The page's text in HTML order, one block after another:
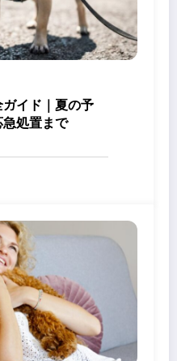
イド｜夏の予
急処置まで